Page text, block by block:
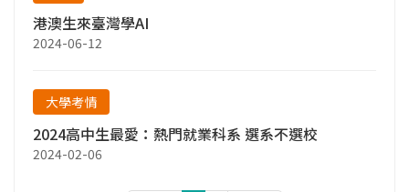
港澳生來臺灣學AI
2024-06-12
大學考情
2024高中生最愛：熱門就業科系 選系不選校
2024-02-06